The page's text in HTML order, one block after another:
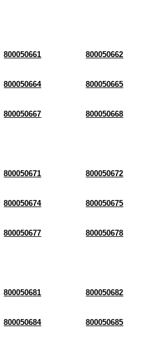
800050661 800050662
800050664 800050665
800050667 800050668
800050671 800050672
800050674 800050675
800050677 800050678
800050681 800050682
800050684 800050685